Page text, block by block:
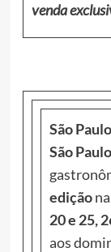
venda
São
São
ediçãona
20 e 25,
aos